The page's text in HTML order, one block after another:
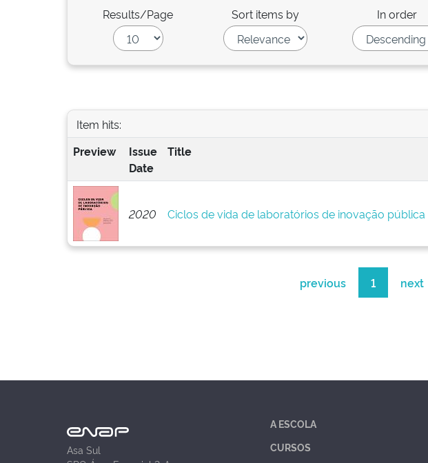
Results/Page Sort items by In order
Item hits:
Preview
Issue
Date
Title
2020 Ciclos de vida de laboratórios de inovação pública
previous 1 next
Asa Sul
A ESCOLA
CURSOS